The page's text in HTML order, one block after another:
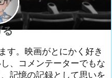
る
す。映画がとにかく好き
、コメンテーターでもな
記憶の記録として思いを